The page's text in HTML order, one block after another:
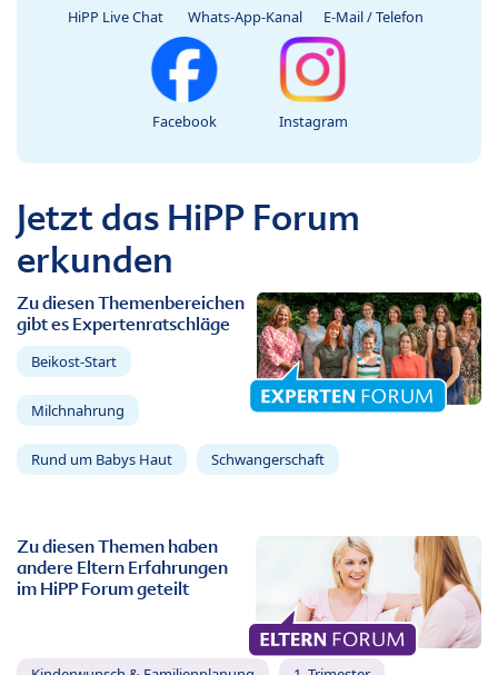
HiPP Live Chat Whats-App-Kanal E-Mail / Telefon
Facebook Instagram
Jetzt das HiPP Forum
erkunden
Zu diesen Themenbereichen
gibt es Expertenratschläge
Beikost-Start
Milchnahrung
Rund um Babys Haut Schwangerschaft
Zu diesen Themen haben
andere Eltern Erfahrungen
im HiPP Forum geteilt